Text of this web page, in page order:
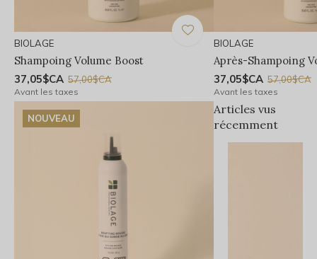
BIOLAGE
Shampoing Volume Boost
37,05$CA 57,00$CA
Avant les taxes
BIOLAGE
Après-Shampoing
37,05$CA 57,00$CA
Avant les taxes
NOUVEAU
Articles vus
récemment